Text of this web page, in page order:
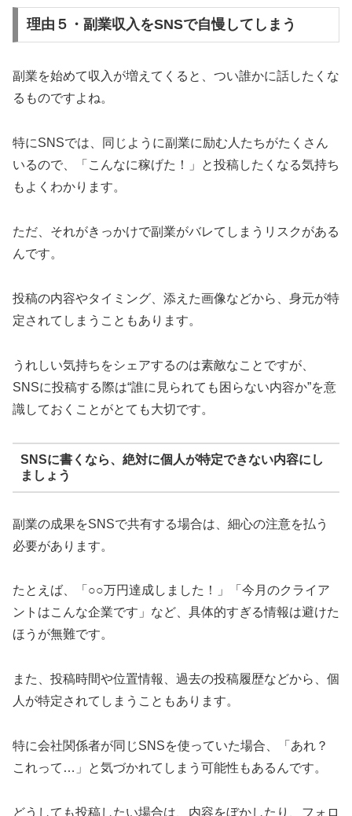
理由５・副業収入をSNSで自慢してしまう
副業を始めて収入が増えてくると、つい誰かに話したくな
るものですよね。
特にSNSでは、同じように副業に励む人たちがたくさん
いるので、「こんなに稼げた！」と投稿したくなる気持ち
もよくわかります。
ただ、それがきっかけで副業がバレてしまうリスクがある
んです。
投稿の内容やタイミング、添えた画像などから、身元が特
定されてしまうこともあります。
うれしい気持ちをシェアするのは素敵なことですが、
SNSに投稿する際は“誰に見られても困らない内容か”を意
識しておくことがとても大切です。
SNSに書くなら、絶対に個人が特定できない内容にし
ましょう
副業の成果をSNSで共有する場合は、細心の注意を払う
必要があります。
たとえば、「○○万円達成しました！」「今月のクライア
ントはこんな企業です」など、具体的すぎる情報は避けた
ほうが無難です。
また、投稿時間や位置情報、過去の投稿履歴などから、個
人が特定されてしまうこともあります。
特に会社関係者が同じSNSを使っていた場合、「あれ？
これって…」と気づかれてしまう可能性もあるんです。
どうしても投稿したい場合は、内容をぼかしたり、フォロ